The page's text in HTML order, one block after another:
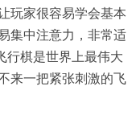
玩家很容易学会基本
集中注意力，非常适
行棋是世界上最伟大
来一把紧张刺激的飞